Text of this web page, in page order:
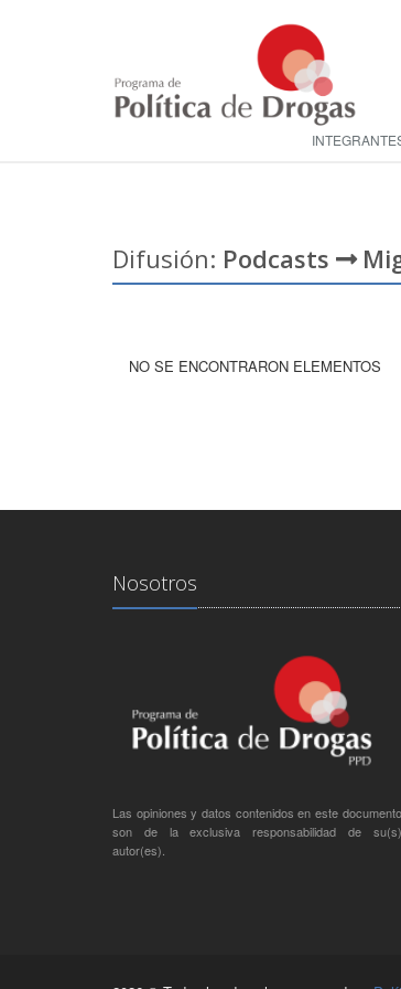
Difusión: Podcasts
NO SE ENCONTRARON ELEMENTOS
Nosotros
Las opiniones y datos contenidos en este documento
son de la exclusiva responsabilidad de su(s)
autor(es).